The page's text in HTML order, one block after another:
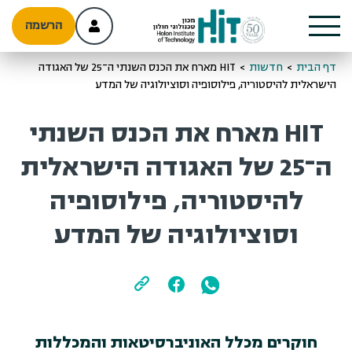
הרשמה
דף הבית > חדשות >
HIT מארח את הכנס השנתי ה־25 של האגודה
הישראלית להיסטוריה, פילוסופיה וסוציולוגיה של המדע
HIT מארח את הכנס השנתי
ה־25 של האגודה הישראלית
להיסטוריה, פילוסופיה
וסוציולוגיה של המדע
חוקרים מכלל האוניברסיטאות והמכללות